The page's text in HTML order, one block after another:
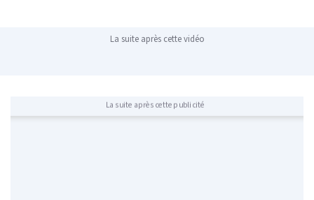
La suite après cette vidéo
La suite après cette publicité